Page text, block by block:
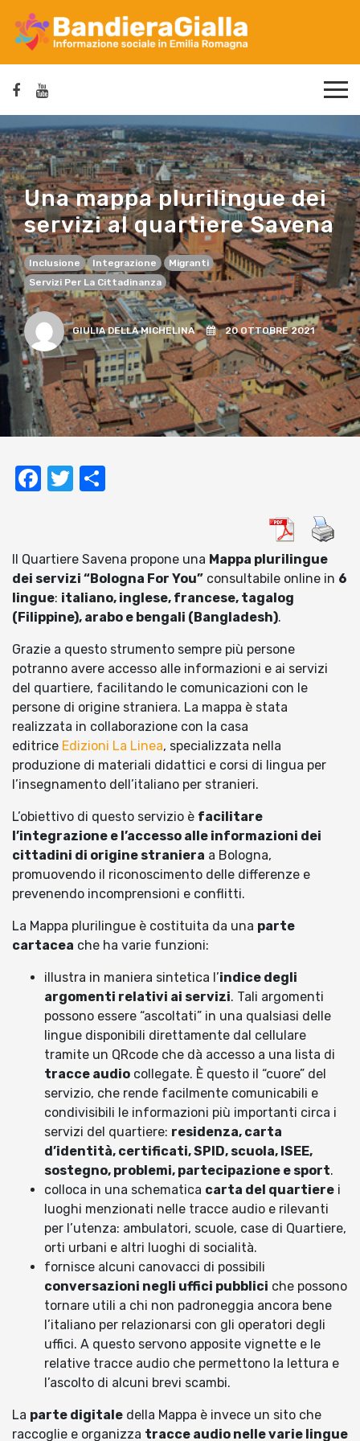
Una mappa plurilingue dei
servizi al quartiere Savena
Inclusione Integrazione
Migranti
Servizi Per La Cittadinanza
GIULIA DELLA MICHELINA 20 OTTOBRE 2021
Facebook
Twitter
Il Quartiere Savena propone una Mappa plurilingue
dei servizi “Bologna For You” consultabile online in 6
lingue: italiano, inglese, francese, tagalog
(Filippine), arabo e bengali (Bangladesh).
Grazie a questo strumento sempre più persone
potranno avere accesso alle informazioni e ai servizi
del quartiere, facilitando le comunicazioni con le
persone di origine straniera. La mappa è stata
realizzata in collaborazione con la casa
editrice Edizioni La Linea, specializzata nella
produzione di materiali didattici e corsi di lingua per
l’insegnamento dell’italiano per stranieri.
L’obiettivo di questo servizio è facilitare
l’integrazione e l’accesso alle informazioni dei
cittadini di origine straniera a Bologna,
promuovendo il riconoscimento delle differenze e
prevenendo incomprensioni e conflitti.
La Mappa plurilingue è costituita da una parte
cartacea che ha varie funzioni:
illustra in maniera sintetica l’indice degli
argomenti relativi ai servizi. Tali argomenti
possono essere “ascoltati” in una qualsiasi delle
lingue disponibili direttamente dal cellulare
tramite un QRcode che dà accesso a una lista di
tracce audio collegate. È questo il “cuore” del
servizio, che rende facilmente comunicabili e
condivisibili le informazioni più importanti circa i
servizi del quartiere: residenza, carta
d’identità, certificati, SPID, scuola, ISEE,
sostegno, problemi, partecipazione e sport.
colloca in una schematica carta del quartiere i
luoghi menzionati nelle tracce audio e rilevanti
per l’utenza: ambulatori, scuole, case di Quartiere,
orti urbani e altri luoghi di socialità.
fornisce alcuni canovacci di possibili
conversazioni negli uffici pubblici che possono
tornare utili a chi non padroneggia ancora bene
l’italiano per relazionarsi con gli operatori degli
uffici. A questo servono apposite vignette e le
relative tracce audio che permettono la lettura e
l’ascolto di alcuni brevi scambi.
La parte digitale della Mappa è invece un sito che
raccoglie e organizza tracce audio nelle varie lingue